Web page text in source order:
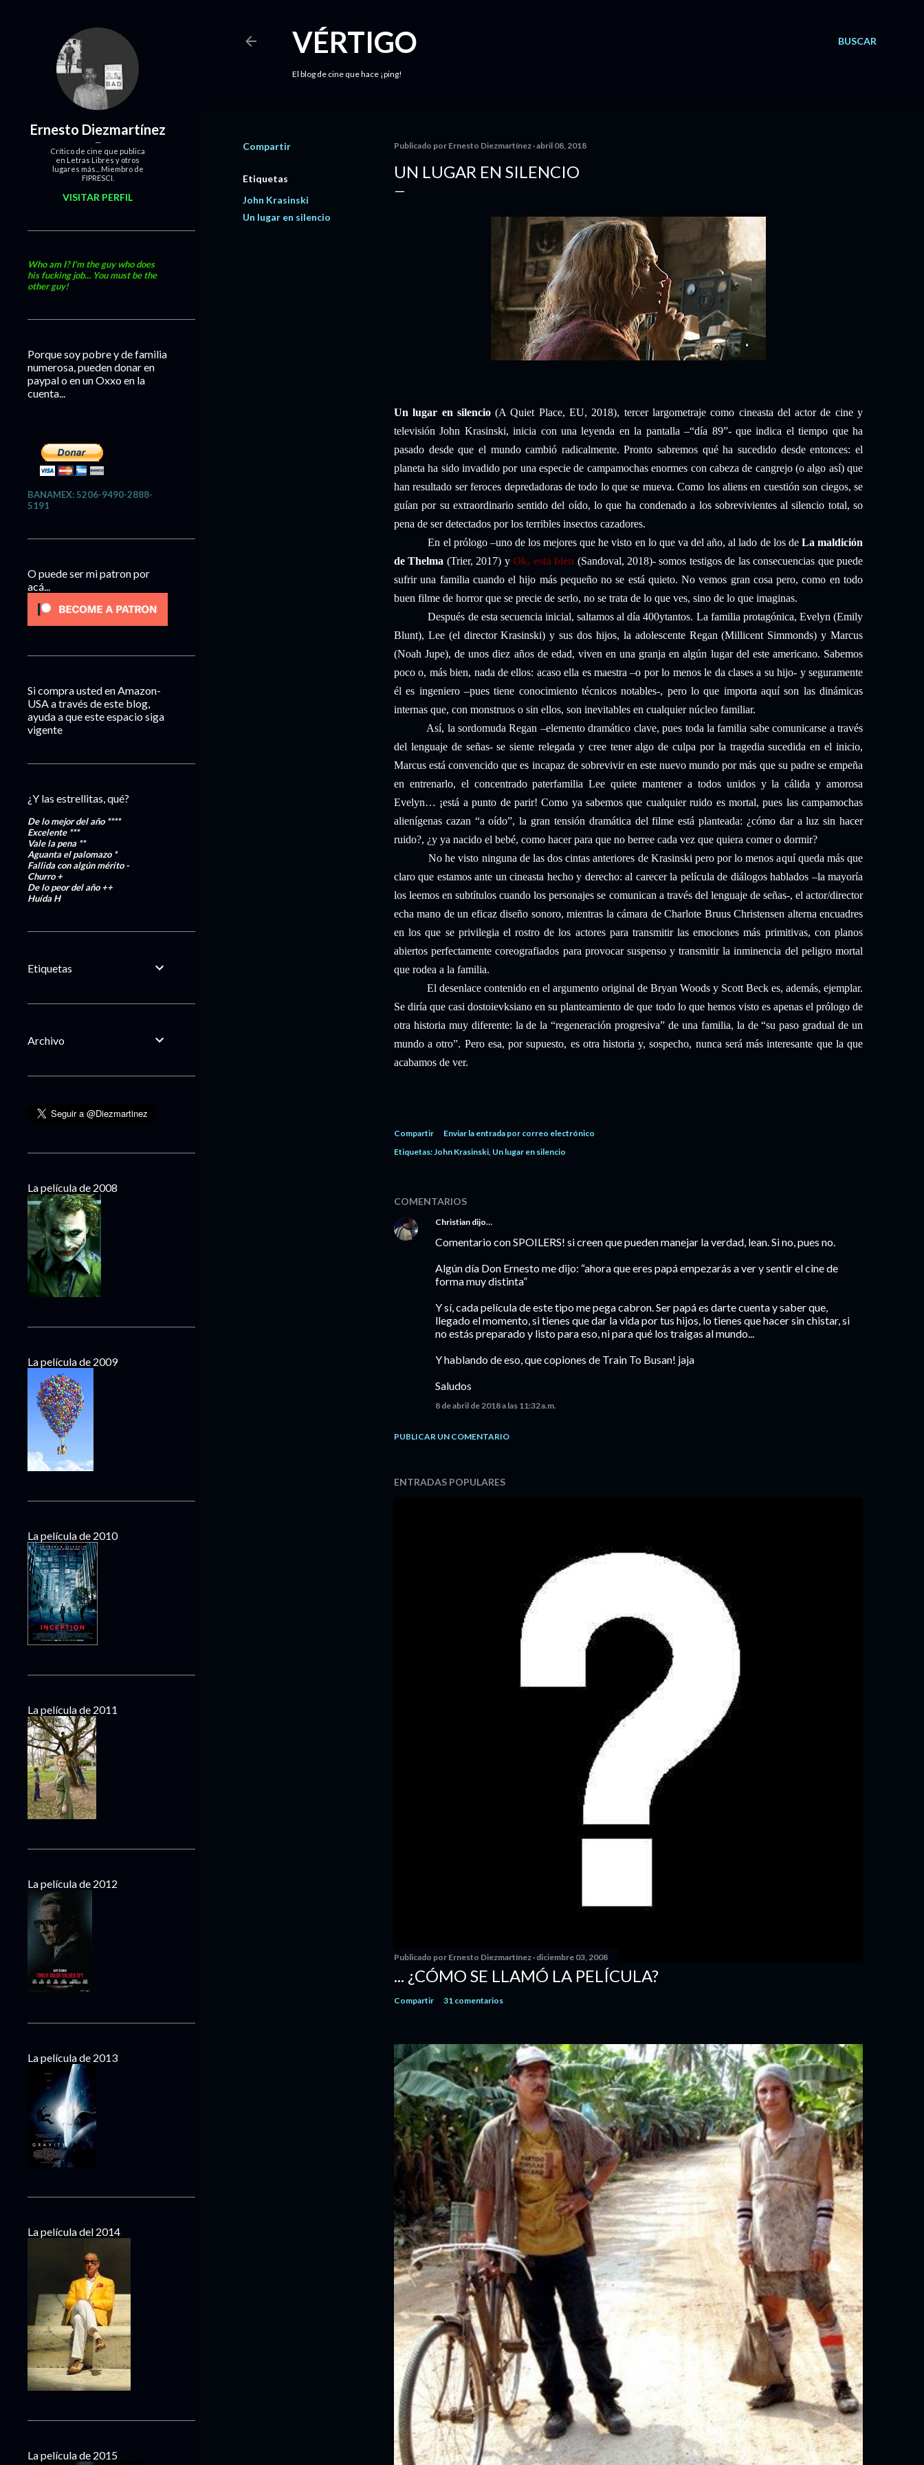
BUSCAR
VÉRTIGO
El blog de cine que hace ¡ping!
Compartir
Etiquetas
John Krasinski
Un lugar en silencio
Publicado por Ernesto Diezmartínez abril 08, 2018
UN LUGAR EN SILENCIO
Un lugar en silencio(A Quiet Place, EU, 2018), tercer largometraje como cineasta del actor de cine y
televisión John Krasinski, inicia con una leyenda en la pantalla –“día 89”- que indica el tiempo que ha
pasado desde que el mundo cambió radicalmente. Pronto sabremos qué ha sucedido desde entonces: el
planeta ha sido invadido por una especie de campamochas enormes con cabeza de cangrejo (o algo así) que
han resultado ser feroces depredadoras de todo lo que se mueva. Como los aliens en cuestión son ciegos, se
guían por su extraordinario sentido del oído, lo que ha condenado a los sobrevivientes al silencio total, so
pena de ser detectados por los terribles insectos cazadores.
En el prólogo –uno de los mejores que he visto en lo que va del año, al lado de los de La maldición
de Thelma (Trier, 2017) y Ok, está bien (Sandoval, 2018)- somos testigos de las consecuencias que puede
sufrir una familia cuando el hijo más pequeño no se está quieto. No vemos gran cosa pero, como en todo
buen filme de horror que se precie de serlo, no se trata de lo que ves, sino de lo que imaginas.
Después de esta secuencia inicial, saltamos al día 400ytantos. La familia protagónica, Evelyn (Emily
Blunt), Lee (el director Krasinski) y sus dos hijos, la adolescente Regan (Millicent Simmonds) y Marcus
(Noah Jupe), de unos diez años de edad, viven en una granja en algún lugar del este americano. Sabemos
poco o, más bien, nada de ellos: acaso ella es maestra –o por lo menos le da clases a su hijo- y seguramente
él es ingeniero –pues tiene conocimiento técnicos notables-, pero lo que importa aquí son las dinámicas
internas que, con monstruos o sin ellos, son inevitables en cualquier núcleo familiar.
Así, la sordomuda Regan –elemento dramático clave, pues toda la familia sabe comunicarse a través
del lenguaje de señas- se siente relegada y cree tener algo de culpa por la tragedia sucedida en el inicio,
Marcus está convencido que es incapaz de sobrevivir en este nuevo mundo por más que su padre se empeña
en entrenarlo, el concentrado paterfamilia Lee quiete mantener a todos unidos y la cálida y amorosa
Evelyn… ¡está a punto de parir! Como ya sabemos que cualquier ruido es mortal, pues las campamochas
alienígenas cazan “a oído”, la gran tensión dramática del filme está planteada: ¿cómo dar a luz sin hacer
ruido?, ¿y ya nacido el bebé, como hacer para que no berree cada vez que quiera comer o dormir?
No he visto ninguna de las dos cintas anteriores de Krasinski pero por lo menos aquí queda más que
claro que estamos ante un cineasta hecho y derecho: al carecer la película de diálogos hablados –la mayoría
los leemos en subtítulos cuando los personajes se comunican a través del lenguaje de señas-, el actor/director
echa mano de un eficaz diseño sonoro, mientras la cámara de Charlote Bruus Christensen alterna encuadres
en los que se privilegia el rostro de los actores para transmitir las emociones más primitivas, con planos
abiertos perfectamente coreografiados para provocar suspenso y transmitir la inminencia del peligro mortal
que rodea a la familia.
El desenlace contenido en el argumento original de Bryan Woods y Scott Beck es, además, ejemplar.
Se diría que casi dostoievksiano en su planteamiento de que todo lo que hemos visto es apenas el prólogo de
otra historia muy diferente: la de la “regeneración progresiva” de una familia, la de “su paso gradual de un
mundo a otro”. Pero esa, por supuesto, es otra historia y, sospecho, nunca será más interesante que la que
acabamos de ver.
Compartir
Enviar la entrada por correo electrónico
Etiquetas:John Krasinski Un lugar en silencio
COMENTARIOS
Christian dijo…
Comentario con SPOILERS! si creen que pueden manejar la verdad, lean. Si no, pues no.
Algún día Don Ernesto me dijo: “ahora que eres papá empezarás a ver y sentir el cine de
forma muy distinta”
Y sí, cada película de este tipo me pega cabron. Ser papá es darte cuenta y saber que,
llegado el momento, si tienes que dar la vida por tus hijos, lo tienes que hacer sin chistar, si
no estás preparado y listo para eso, ni para qué los traigas al mundo...
Y hablando de eso, que copiones de Train To Busan! jaja
Saludos
8 de abril de 2018 a las 11:32 a.m.
PUBLICAR UN COMENTARIO
ENTRADAS POPULARES
Publicado por Ernesto Diezmartínez diciembre 03, 2008
... ¿CÓMO SE LLAMÓ LA PELÍCULA?
Compartir 31 comentarios
Ernesto Diezmartínez
Crítico de cine que publica
en Letras Libres y otros
lugares más... Miembro de
FIPRESCI.
VISITAR PERFIL
Who am I? I'm the guy who does
his fucking job... You must be the
other guy!
Porque soy pobre y de familia
numerosa, pueden donar en
paypal o en un Oxxo en la
cuenta...
BANAMEX: 5206-9490-2888-
5191
O puede ser mi patron por
acá...
Si compra usted en Amazon-
USA a través de este blog,
ayuda a que este espacio siga
vigente
¿Y las estrellitas, qué?
De lo mejor del año ****
Excelente***
Vale la pena **
Aguanta el palomazo *
Fallida con algún mérito-
Churro+
De lo peor del año++
HuídaH
Etiquetas
Archivo
La película de 2008
La película de 2009
La película de 2010
La película de 2011
La película de 2012
La película de 2013
La película del 2014
La película de 2015